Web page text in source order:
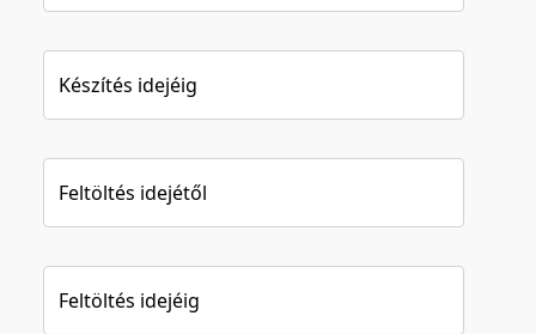
Készítés idejéig
Feltöltés idejétől
Feltöltés idejéig